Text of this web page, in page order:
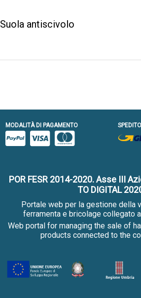
Suola antiscivolo
MODALITÀ DI PAGAMENTO
POR FESR 2014-2020. Asse III
TO DIGITAL
Portale web per la gestione della
ferramenta e bricolage collegato
Web portal for managing the sale of
products connected to the